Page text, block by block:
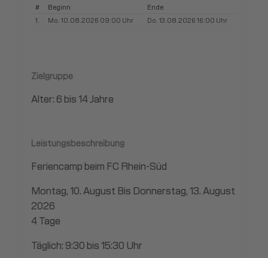
# Beginn
Ende
1.
Mo. 10.08.2026 09:00 Uhr Do. 13.08.2026 16:00 Uhr
Zielgruppe
Alter: 6 bis 14 Jahre
Leistungsbeschreibung
Feriencamp beim FC Rhein-Süd
Montag, 10. August Bis Donnerstag, 13. August
2026
4 Tage
Täglich: 9:30 bis 15:30 Uhr